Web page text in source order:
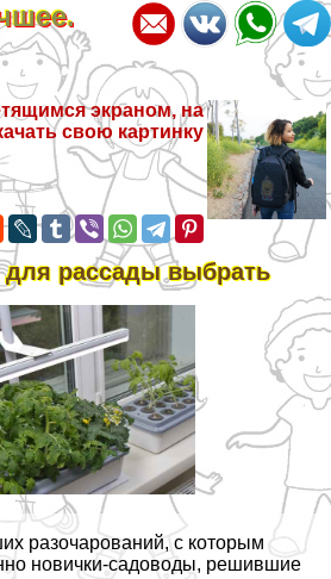
экраном, на
свою картинку
для рассады выбрать
разочарований, с которым
новички-садоводы, решившие